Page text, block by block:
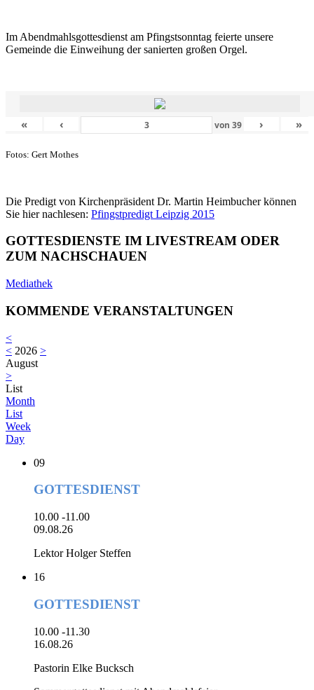
Im Abendmahlsgottesdienst am Pfingstsonntag feierte unsere
Gemeinde die Einweihung der sanierten großen Orgel.
« ‹ von39 › »
Fotos: Gert Mothes
Die Predigt von Kirchenpräsident Dr. Martin Heimbucher können
Sie hier nachlesen: Pfingstpredigt Leipzig 2015
GOTTESDIENSTE IM LIVESTREAM ODER
ZUM NACHSCHAUEN
Mediathek
KOMMENDE VERANSTALTUNGEN
<
< 2026 >
August
>
List
Month
List
Week
Day
09
GOTTESDIENST
10.00 -11.00
09.08.26
Lektor Holger Steffen
16
GOTTESDIENST
10.00 -11.30
16.08.26
Pastorin Elke Bucksch